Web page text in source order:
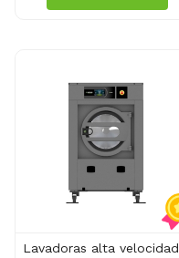
Lavadoras alta velocidad